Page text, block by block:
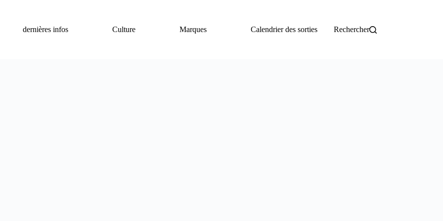
dernières infos
Culture Marques Calendrier des sorties Rechercher